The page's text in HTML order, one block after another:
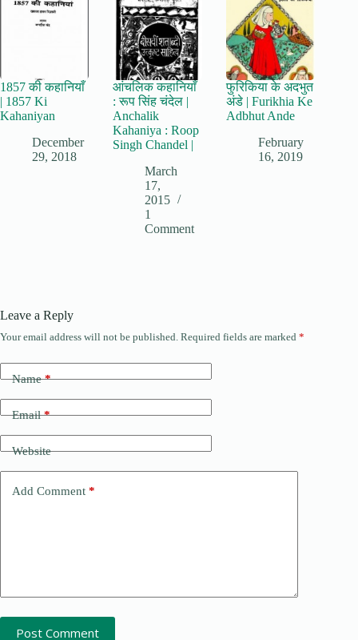
1857 की कहानियाँ
| 1857 Ki
Kahaniyan
December
29, 2018
आंचलिक कहानियाँ
: रूप सिंह चंदेल |
Anchalik
Kahaniya : Roop
Singh Chandel |
March
17,
2015
1
Comment
फुरिकिया के अदभुत
अंडे | Furikhia Ke
Adbhut Ande
February
16, 2019
Leave a Reply
Your email address will not be published. Required fields are marked *
Name*
Email*
Website
Add Comment *
Post Comment